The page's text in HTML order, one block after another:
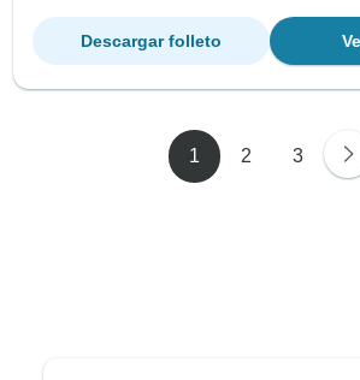
Descargar folleto
1 2 3